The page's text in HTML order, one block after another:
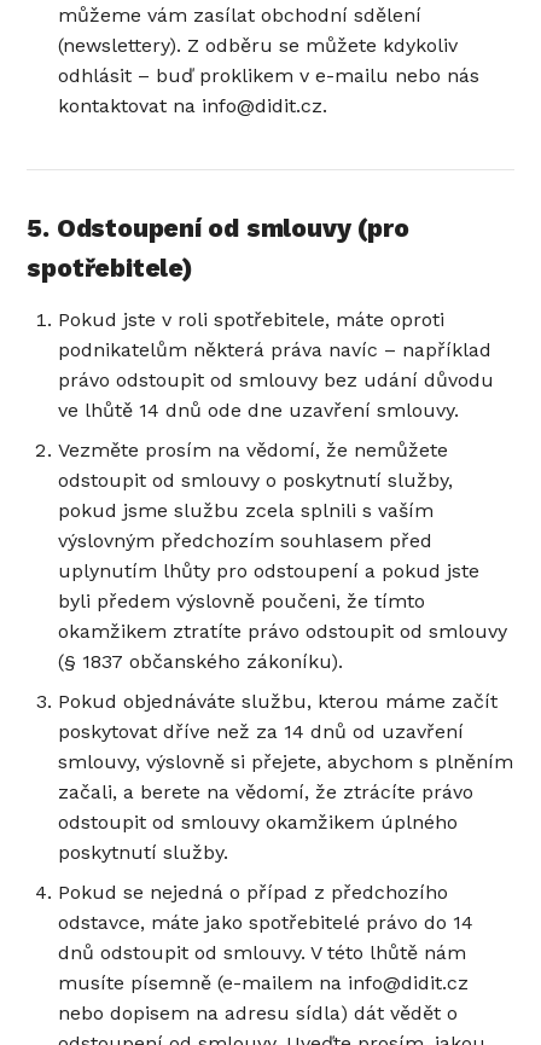
můžeme vám zasílat obchodní sdělení
(newslettery). Z odběru se můžete kdykoliv
odhlásit – buď proklikem v e-mailu nebo nás
kontaktovat na info@didit.cz.
5. Odstoupení od smlouvy (pro
spotřebitele)
Pokud jste v roli spotřebitele, máte oproti
podnikatelům některá práva navíc – například
právo odstoupit od smlouvy bez udání důvodu
ve lhůtě 14 dnů ode dne uzavření smlouvy.
Vezměte prosím na vědomí, že nemůžete
odstoupit od smlouvy o poskytnutí služby,
pokud jsme službu zcela splnili s vaším
výslovným předchozím souhlasem před
uplynutím lhůty pro odstoupení a pokud jste
byli předem výslovně poučeni, že tímto
okamžikem ztratíte právo odstoupit od smlouvy
(§ 1837 občanského zákoníku).
Pokud objednáváte službu, kterou máme začít
poskytovat dříve než za 14 dnů od uzavření
smlouvy, výslovně si přejete, abychom s plněním
začali, a berete na vědomí, že ztrácíte právo
odstoupit od smlouvy okamžikem úplného
poskytnutí služby.
Pokud se nejedná o případ z předchozího
odstavce, máte jako spotřebitelé právo do 14
dnů odstoupit od smlouvy. V této lhůtě nám
musíte písemně (e-mailem na info@didit.cz
nebo dopisem na adresu sídla) dát vědět o